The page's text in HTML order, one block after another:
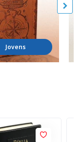
Jovens